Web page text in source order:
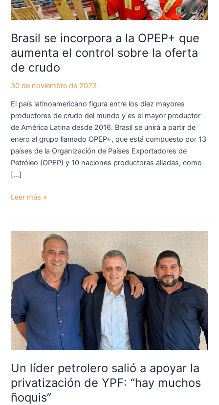
Brasil se incorpora a la OPEP+ que
aumenta el control sobre la oferta
de crudo
30 de noviembre de 2023
El país latinoamericano figura entre los diez mayores
productores de crudo del mundo y es el mayor productor
de América Latina desde 2016. Brasil se unirá a partir de
enero al grupo llamado OPEP+, que está compuesto por 13
países de la Organización de Países Exportadores de
Petróleo (OPEP) y 10 naciones productoras aliadas, como
[…]
aumenta
el
control
sobre
la
oferta
Leer más »
Un líder petrolero salió a apoyar la
privatización de YPF: “hay muchos
ñoquis”
salió
a
apoyar
la
privatización
de
YPF:
muchos
ñoquis”